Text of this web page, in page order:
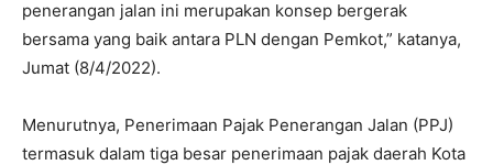
penerangan jalan ini merupakan konsep bergerak
bersama yang baik antara PLN dengan Pemkot,” katanya,
Jumat (8/4/2022).
Menurutnya, Penerimaan Pajak Penerangan Jalan (PPJ)
termasuk dalam tiga besar penerimaan pajak daerah Kota